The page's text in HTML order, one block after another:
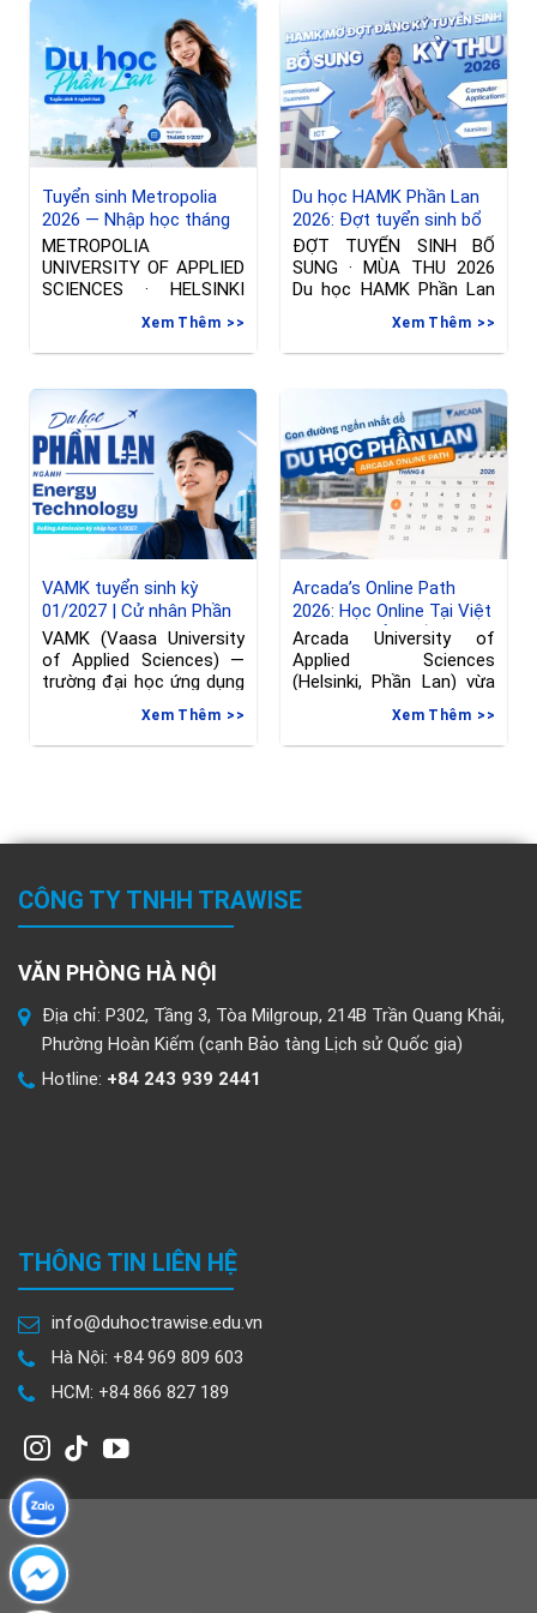
Tuyển sinh Metropolia
2026 — Nhập học tháng
01/2027 tại Phần Lan
METROPOLIA
UNIVERSITY OF APPLIED
SCIENCES · HELSINKI
Đợt tuyển sinh riêng —
Nhập học thángXem Thêm
Du học HAMK Phần Lan
2026: Đợt tuyển sinh bổ
sung ngành International
Business & Công nghệ
thông tin
ĐỢT TUYỂN SINH BỔ
SUNG · MÙA THU 2026
Du học HAMK Phần Lan
Xem Thêm
VAMK tuyển sinh kỳ
01/2027 | Cử nhân Phần
Lan ngành Kỹ thuật
VAMK (Vaasa University
of Applied Sciences) —
trường đại học ứng dụng
Xem Thêm
Arcada’s Online Path
2026: Học Online Tại Việt
Nam, Chuyển Tiếp Sang
Phần Lan, hạn đăng ký
đến 08/06/2026
Arcada University of
Applied Sciences
(Helsinki, Phần Lan) vừa
Xem Thêm
CÔNG TY TNHH TRAWISE
VĂN PHÒNG HÀ NỘI
Địa chỉ: P302, Tầng 3, Tòa Milgroup, 214B Trần Quang Khải,
Phường Hoàn Kiếm (cạnh Bảo tàng Lịch sử Quốc gia)
Hotline: +84 243 939 2441
THÔNG TIN LIÊN HỆ
info@duhoctrawise.edu.vn
Hà Nội: +84 969 809 603
HCM: +84 866 827 189